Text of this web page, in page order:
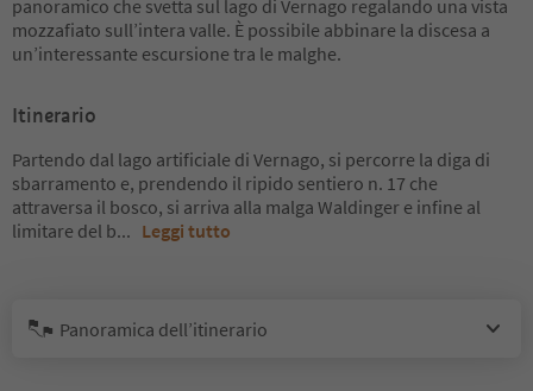
panoramico che svetta sul lago di Vernago regalando una vista
mozzafiato sull’intera valle. È possibile abbinare la discesa a
un’interessante escursione tra le malghe.
Itinerario
Partendo dal lago artificiale di Vernago, si percorre la diga di
sbarramento e, prendendo il ripido sentiero n. 17 che
attraversa il bosco, si arriva alla malga Waldinger e infine al
limitare del b... Leggi tutto
Panoramica dell’itinerario